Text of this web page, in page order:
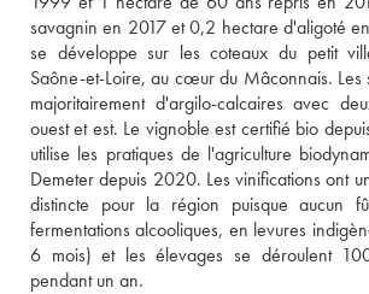
savagnin en 2017 et 0,2 hectare d'aligoté
se développe sur les coteaux du petit
Saône-et-Loire, au cœur du Mâconnais. Les
majoritairement d'argilo-calcaires avec
ouest et est. Le vignoble est certifié bio
utilise les pratiques de l'agriculture
Demeter depuis 2020. Les vinifications ont
distincte pour la région puisque aucun
fermentations alcooliques, en levures
6 mois) et les élevages se déroulent
pendant un an.